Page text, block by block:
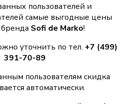
пользователей и
самые выгодные цены
Sofi de Marko!
уточнить по тел. +7 (499)
391-70-89
пользователям скидка
автоматически.